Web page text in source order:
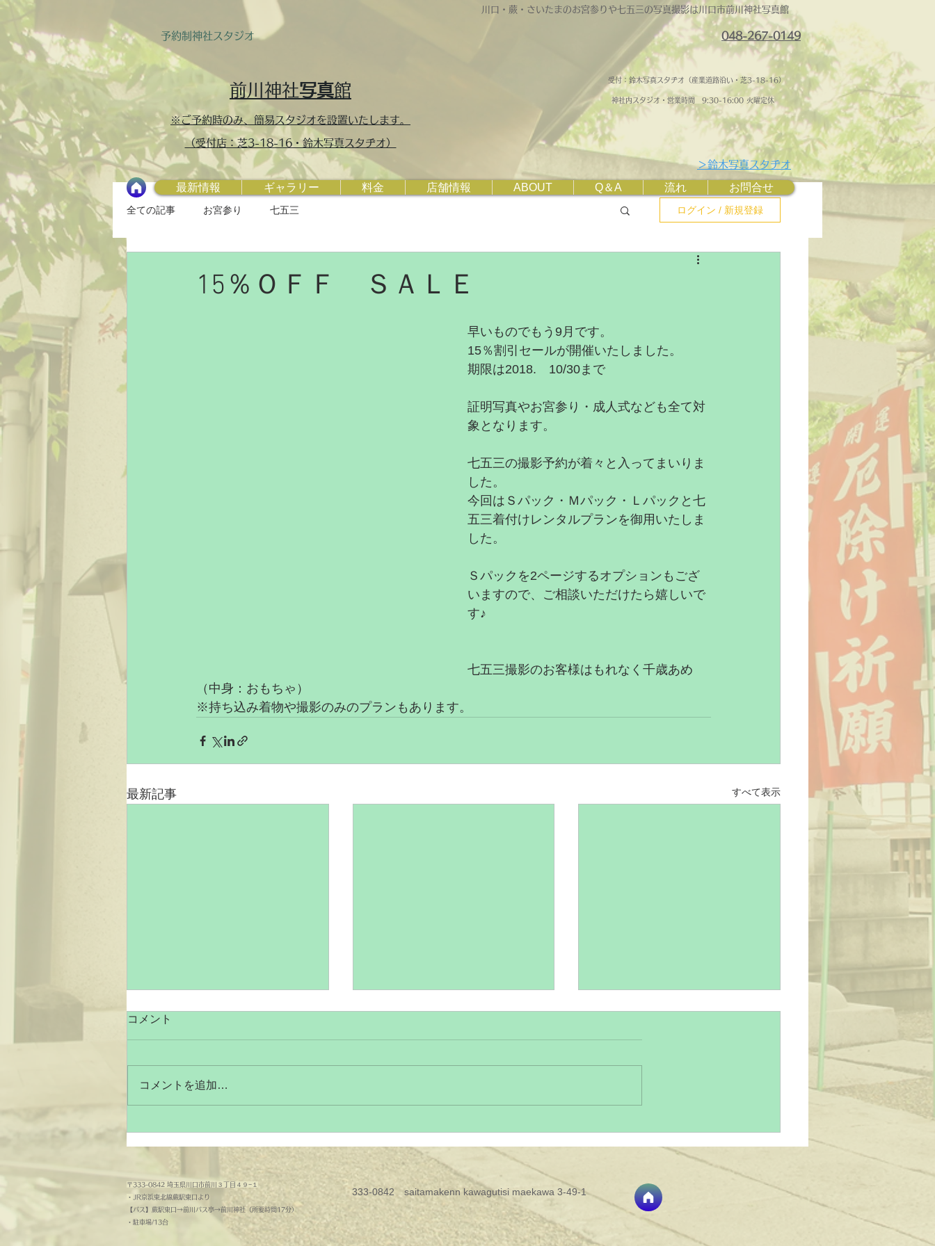
川口・蕨・さいたまのお宮参りや七五三の写真撮影は川口市前川神社写真館
予約制​神社スタジオ 048-267-0149
前川神社写真館
※ご予約時のみ、簡易スタジオを設置いたします。
（受付店：芝3-18-16・鈴木写真スタヂオ）
受付：鈴木写真スタヂオ（産業道路沿い・芝3-18-16）
神社内スタジオ・営業時間 ​9:30-16:00 火曜定休
＞鈴木写真スタヂオ
最新情報 ギャラリー 料金 店舗情報 ABOUT Q＆A 流れ お問合せ
全ての記事 お宮参り 七五三 ログイン / 新規登録
15％ＯＦＦ ＳＡＬＥ
早いものでもう9月です。
15％割引セールが開催いたしました。
期限は2018.　10/30まで
証明写真やお宮参り・成人式なども全て対
象となります。
七五三の撮影予約が着々と入ってまいりま
した。
今回はＳパック・Ｍパック・Ｌパックと七
五三着付けレンタルプランを御用いたしま
した。
Ｓパックを2ページするオプションもござ
いますので、ご相談いただけたら嬉しいで
す♪
七五三撮影のお客様はもれなく千歳あめ
（中身：おもちゃ）
※持ち込み着物や撮影のみのプランもあります。
最新記事 すべて表示
２０２６年・お盆の休業につ
上げます。 本日は、弊社のお盆
の休業についてご連絡させて頂き
年8月16日(日)まで をお盆の休業
とさせて頂きます。 弊社の休み
明けの営業は、8月17日（月）か
らとなっております。 なお、弊
社の休業期間中に納品などの作業
の予定が発生する場合は、 印刷
前川神社でのお宮参り撮影の
影を考えているなら、前川神社は
しい自然が、記念写真にぴったり
の背景を作り出します。 今回
は、前川神社でのお宮参り撮影の
魅力や準備のポイント、そして撮
影をより素敵にするためのサービ
スについてお話しします。 前川
赤ちゃん写真を残す大切さと
写真に残すことは、家族にとって
の記念写真は、赤ちゃんの成長を
祝う大切な思い出です。 赤ちゃ
ん写真を撮るときに気をつけたい
こと 赤ちゃんはまだ自分の意思
をはっきり伝えられません。だか
らこそ、撮影時には赤ちゃんのペ
コメント
コメントを追加…
​333-0842 saitamakenn kawagutisi maekawa 3-49-1
〒333-0842 埼玉県川口市前川３丁目４９−１
・
JR京浜東北線蕨駅東口より
【バス】蕨駅東口→前川バス亭→前川神社（所要時間17分）
​・駐車場/13台